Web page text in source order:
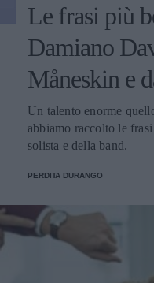
Le frasi più
Damiano
Måneskin e
Un talento enorme
abbiamo raccolto le
solista e della band.
PERDITA DURANGO